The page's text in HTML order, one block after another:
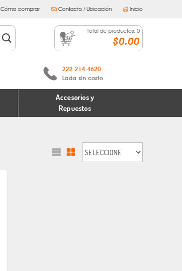
Cómo comprar Contacto / Ubicación Inicio
Total de productos: 0
$0.00
222 214 4620
Lada sin costo
Accesorios y
Repuestos